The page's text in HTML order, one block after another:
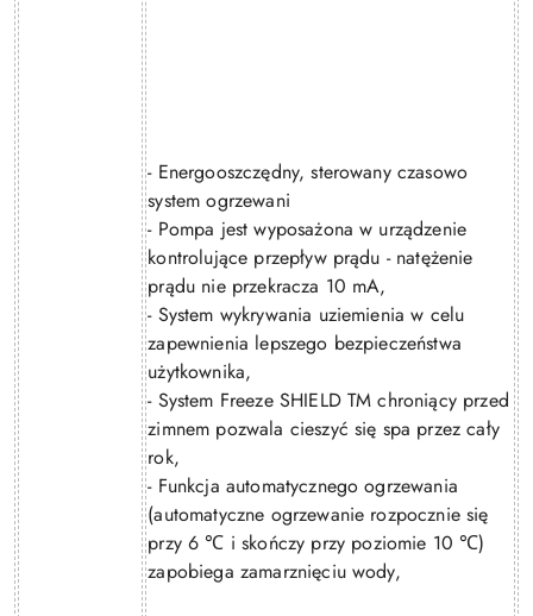
- Energooszczędny, sterowany czasowo
system ogrzewani
- Pompa jest wyposażona w urządzenie
kontrolujące przepływ prądu - natężenie
prądu nie przekracza 10 mA,
- System wykrywania uziemienia w celu
zapewnienia lepszego bezpieczeństwa
użytkownika,
- System Freeze SHIELD TM chroniący przed
zimnem pozwala cieszyć się spa przez cały
rok,
- Funkcja automatycznego ogrzewania
(automatyczne ogrzewanie rozpocznie się
przy 6 ℃ i skończy przy poziomie 10 ℃)
zapobiega zamarznięciu wody,